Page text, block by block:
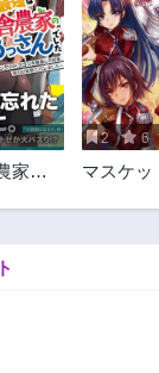
家の
た結
界に
2 6
マスケッ
謀と戦列